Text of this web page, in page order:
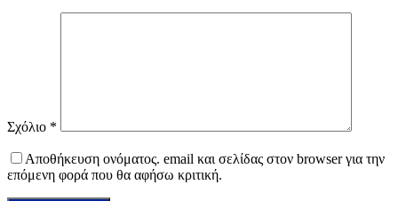
Σχόλιο *
Αποθήκευση ονόματος. email και σελίδας στον browser για την
επόμενη φορά που θα αφήσω κριτική.